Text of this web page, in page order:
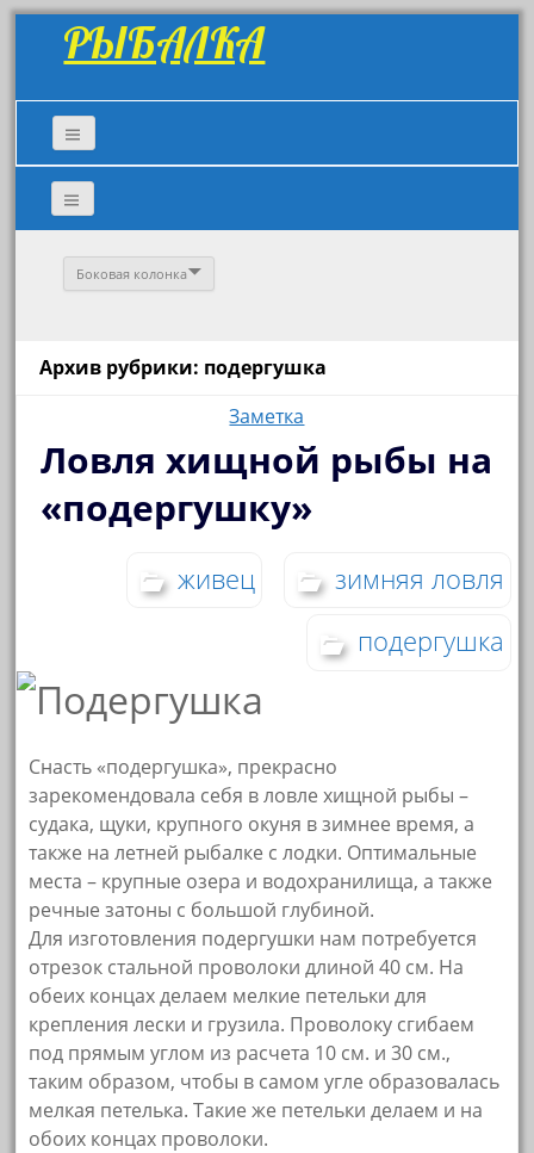
РЫБАЛКА
Боковая колонка
Архив рубрики: подергушка
Заметка
Ловля хищной рыбы на
«подергушку»
живец
зимняя ловля
подергушка
Снасть «подергушка», прекрасно
зарекомендовала себя в ловле хищной рыбы –
судака, щуки, крупного окуня в зимнее время, а
также на летней рыбалке с лодки. Оптимальные
места – крупные озера и водохранилища, а также
речные затоны с большой глубиной.
Для изготовления подергушки нам потребуется
отрезок стальной проволоки длиной 40 см. На
обеих концах делаем мелкие петельки для
крепления лески и грузила. Проволоку сгибаем
под прямым углом из расчета 10 см. и 30 см.,
таким образом, чтобы в самом угле образовалась
мелкая петелька. Такие же петельки делаем и на
обоих концах проволоки.